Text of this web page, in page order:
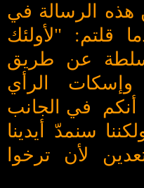
هذه الرسالة في
قلتم: "لأولئك
عن طريق
وإسكات الرأي
أنكم في الجانب
سنمدّ أيدينا
لأن ترخوا